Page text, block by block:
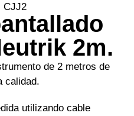
CJJ2
2m.
de 2 metros de
calidad.
utilizando cable